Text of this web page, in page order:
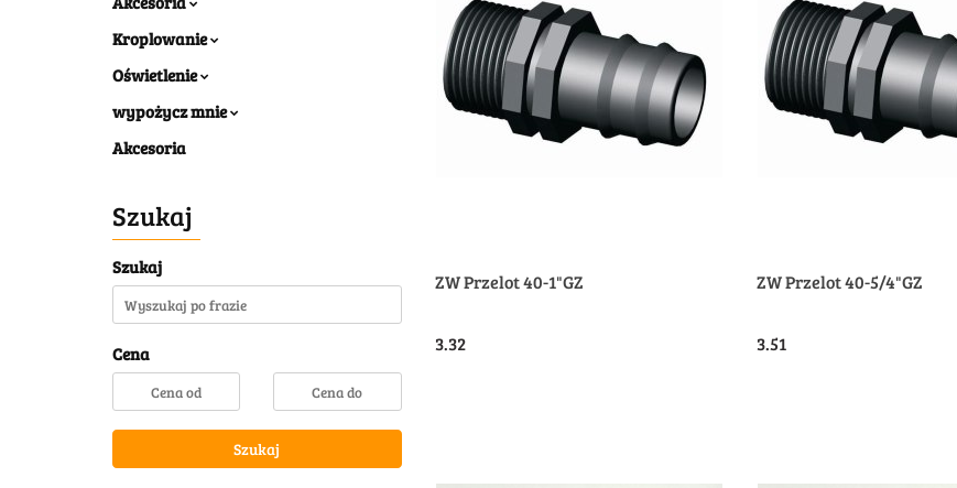
Kroplowanie
Oświetlenie
wypożycz mnie
Akcesoria
Szukaj
Szukaj
Cena
Szukaj
Produkt niedostępny
ZW Przelot 40-1"GZ
3.32
Produkt niedostępny
ZW Przelot 40-5/4"GZ
3.51